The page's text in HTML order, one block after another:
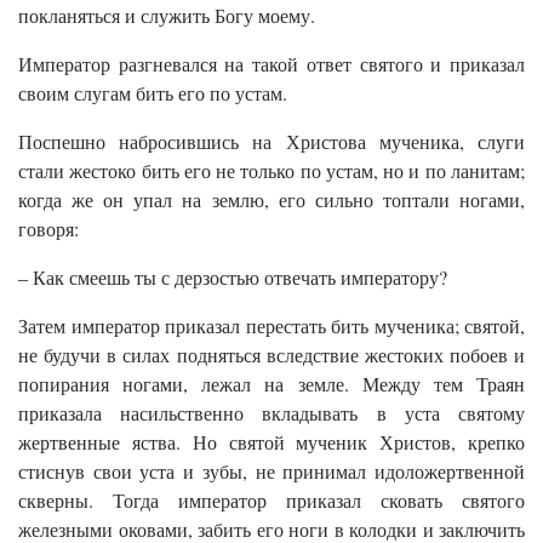
покланяться и служить Богу моему.
Император разгневался на такой ответ святого и приказал
своим слугам бить его по устам.
Поспешно набросившись на Христова мученика, слуги
стали жестоко бить его не только по устам, но и по ланитам;
когда же он упал на землю, его сильно топтали ногами,
говоря:
– Как смеешь ты с дерзостью отвечать императору?
Затем император приказал перестать бить мученика; святой,
не будучи в силах подняться вследствие жестоких побоев и
попирания ногами, лежал на земле. Между тем Траян
приказала насильственно вкладывать в уста святому
жертвенные яства. Но святой мученик Христов, крепко
стиснув свои уста и зубы, не принимал идоложертвенной
скверны. Тогда император приказал сковать святого
железными оковами, забить его ноги в колодки и заключить